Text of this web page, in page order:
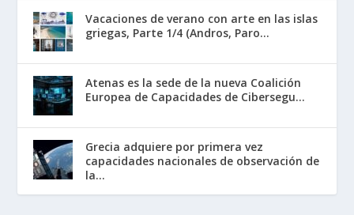
Vacaciones de verano con arte en las islas
griegas, Parte 1/4 (Andros, Paro...
Atenas es la sede de la nueva Coalición
Europea de Capacidades de Cibersegu...
Grecia adquiere por primera vez
capacidades nacionales de observación de
la...